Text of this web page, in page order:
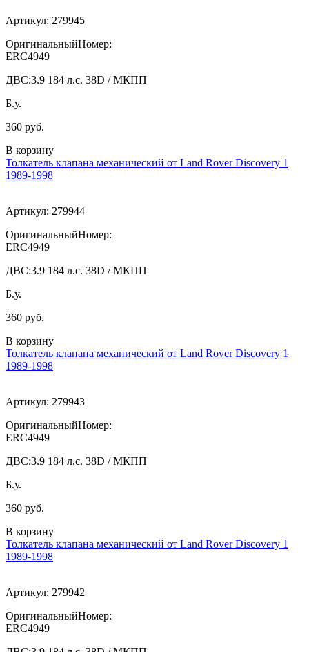
Артикул: 279945
ОригинальныйНомер:
ERC4949
ДВС:3.9 184 л.с. 38D / МКПП
Б.у.
360 руб.
В корзину
Толкатель клапана механический от Land Rover Discovery 1
1989-1998
Артикул: 279944
ОригинальныйНомер:
ERC4949
ДВС:3.9 184 л.с. 38D / МКПП
Б.у.
360 руб.
В корзину
Толкатель клапана механический от Land Rover Discovery 1
1989-1998
Артикул: 279943
ОригинальныйНомер:
ERC4949
ДВС:3.9 184 л.с. 38D / МКПП
Б.у.
360 руб.
В корзину
Толкатель клапана механический от Land Rover Discovery 1
1989-1998
Артикул: 279942
ОригинальныйНомер:
ERC4949